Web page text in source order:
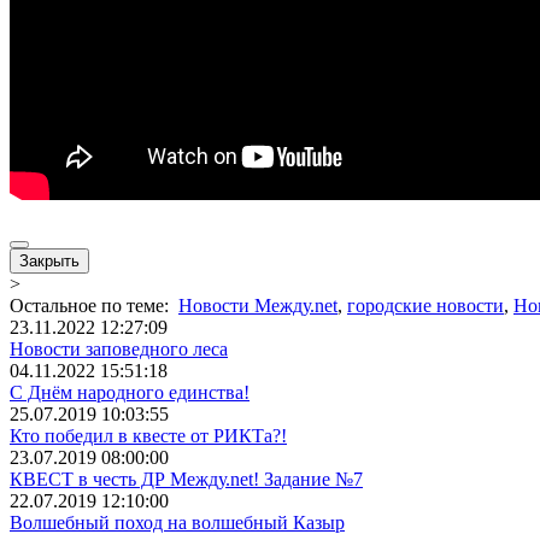
Закрыть
>
Остальное по теме: Новости Между.net, городские новости,
23.11.2022 12:27:09
Новости заповедного леса
04.11.2022 15:51:18
С Днём народного единства!
25.07.2019 10:03:55
Кто победил в квесте от РИКТа?!
23.07.2019 08:00:00
КВЕСТ в честь ДР Между.net! Задание №7
22.07.2019 12:10:00
Волшебный поход на волшебный Казыр